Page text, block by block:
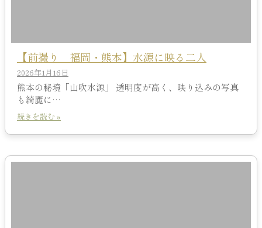
【前撮り 福岡・熊本】水源に映る二人
2026年1月16日
熊本の秘境「山吹水源」 透明度が高く、映り込みの写真
も綺麗に…
続きを読む »